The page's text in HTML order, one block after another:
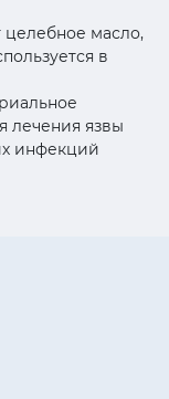
масло,
в
лечения язвы
инфекций